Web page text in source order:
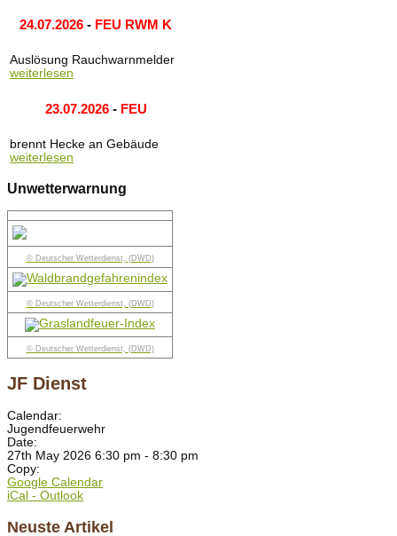
24.07.2026 - FEU RWM K
Auslösung Rauchwarnmelder
weiterlesen
23.07.2026- FEU
brennt Hecke an Gebäude
weiterlesen
Unwetterwarnung
© Deutscher Wetterdienst, (DWD)
© Deutscher Wetterdienst, (DWD)
© Deutscher Wetterdienst, (DWD)
JF Dienst
Calendar:
Jugendfeuerwehr
Date:
27th May 2026 6:30 pm - 8:30 pm
Copy:
Google Calendar
iCal - Outlook
Neuste Artikel